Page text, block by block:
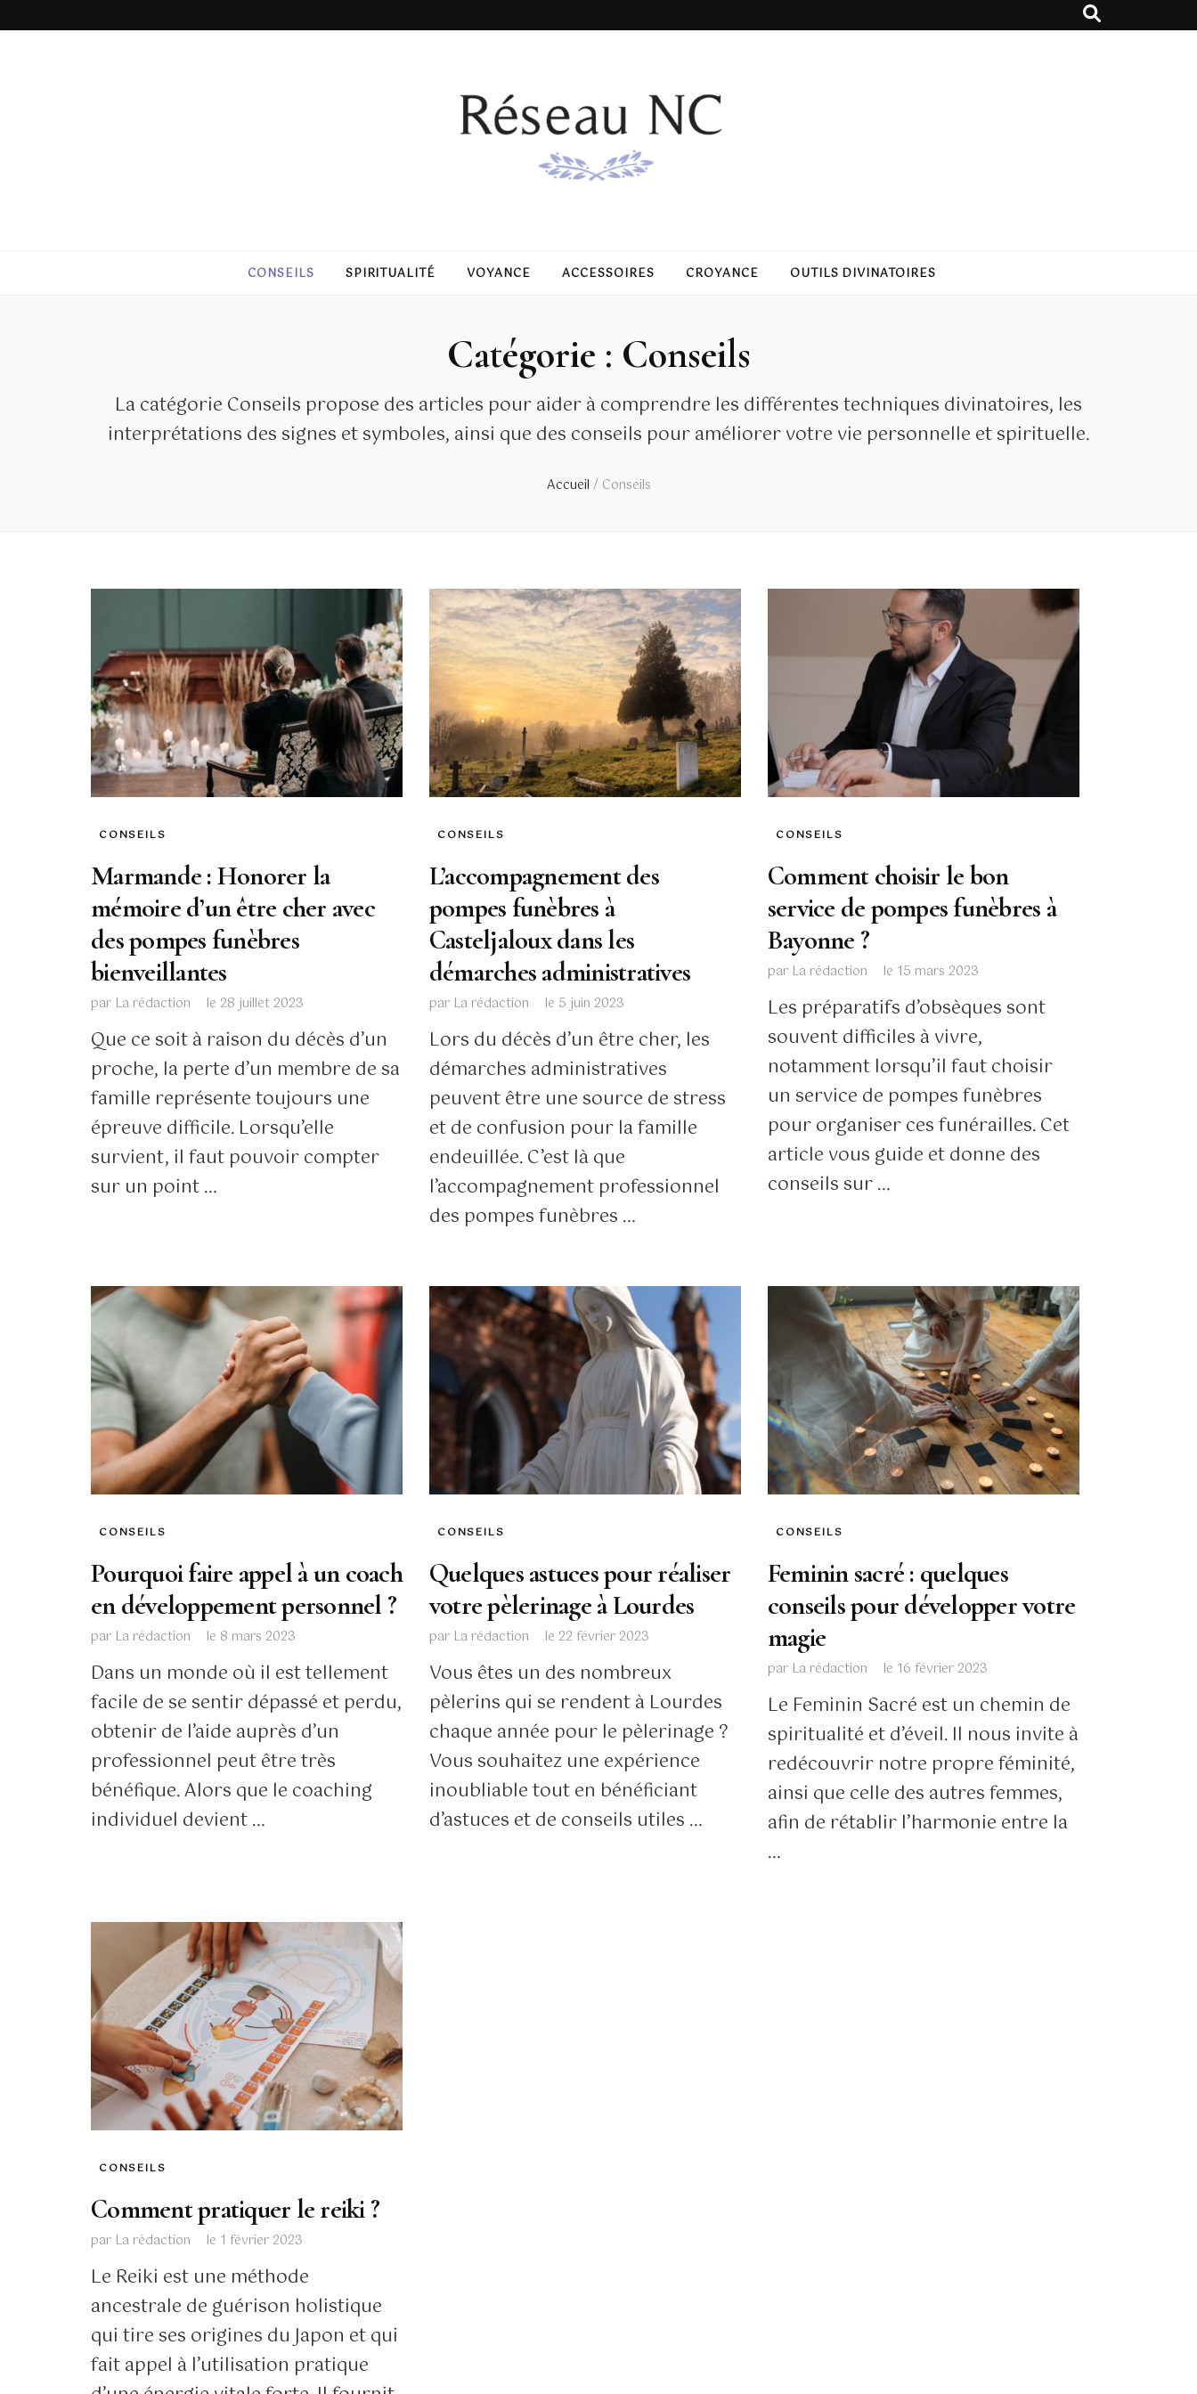
CONSEILS SPIRITUALITÉ VOYANCE ACCESSOIRES CROYANCE OUTILS DIVINATOIRES
Catégorie : Conseils
La catégorie Conseils propose des articles pour aider à comprendre les différentes techniques divinatoires, les
interprétations des signes et symboles, ainsi que des conseils pour améliorer votre vie personnelle et spirituelle.
Accueil / Conseils
CONSEILS
Marmande : Honorer la
mémoire d’un être cher avec
des pompes funèbres
bienveillantes
par La rédaction le 28 juillet 2023
Que ce soit à raison du décès d’un
proche, la perte d’un membre de sa
famille représente toujours une
épreuve difficile. Lorsqu’elle
survient, il faut pouvoir compter
sur un point …
CONSEILS
L’accompagnement des
pompes funèbres à
Casteljaloux dans les
démarches administratives
par La rédaction le 5 juin 2023
Lors du décès d’un être cher, les
démarches administratives
peuvent être une source de stress
et de confusion pour la famille
endeuillée. C’est là que
l’accompagnement professionnel
des pompes funèbres …
CONSEILS
Comment choisir le bon
service de pompes funèbres à
Bayonne ?
par La rédaction le 15 mars 2023
Les préparatifs d’obsèques sont
souvent difficiles à vivre,
notamment lorsqu’il faut choisir
un service de pompes funèbres
pour organiser ces funérailles. Cet
article vous guide et donne des
conseils sur …
CONSEILS
Pourquoi faire appel à un coach
en développement personnel ?
par La rédaction le 8 mars 2023
Dans un monde où il est tellement
facile de se sentir dépassé et perdu,
obtenir de l’aide auprès d’un
professionnel peut être très
bénéfique. Alors que le coaching
individuel devient …
CONSEILS
Quelques astuces pour réaliser
votre pèlerinage à Lourdes
par La rédaction le 22 février 2023
Vous êtes un des nombreux
pèlerins qui se rendent à Lourdes
chaque année pour le pèlerinage ?
Vous souhaitez une expérience
inoubliable tout en bénéficiant
d’astuces et de conseils utiles …
CONSEILS
Feminin sacré : quelques
conseils pour développer votre
magie
par La rédaction le 16 février 2023
Le Feminin Sacré est un chemin de
spiritualité et d’éveil. Il nous invite à
redécouvrir notre propre féminité,
ainsi que celle des autres femmes,
afin de rétablir l’harmonie entre la
…
CONSEILS
Comment pratiquer le reiki ?
par La rédaction le 1 février 2023
Le Reiki est une méthode
ancestrale de guérison holistique
qui tire ses origines du Japon et qui
fait appel à l’utilisation pratique